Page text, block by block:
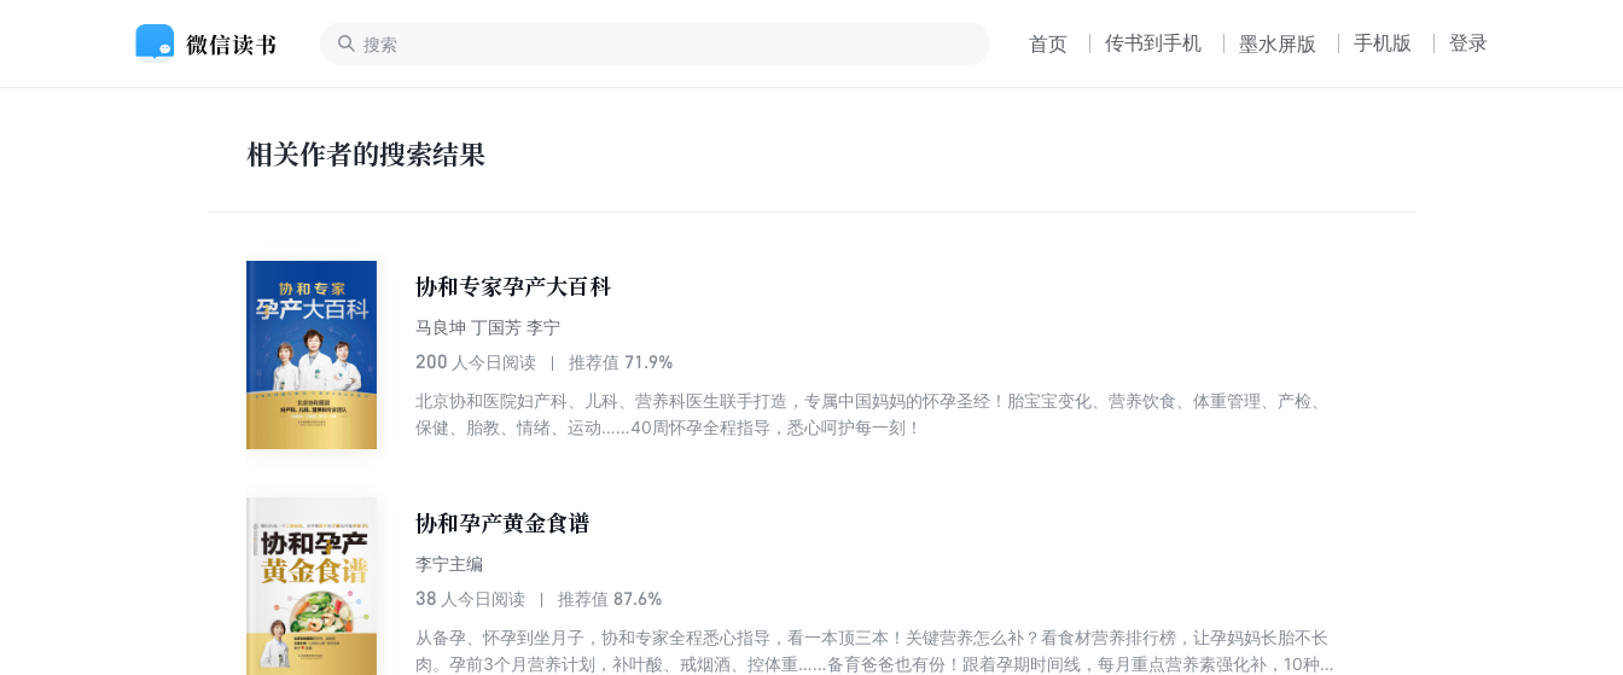
首页 传书到手机 墨水屏版 手机版 登录
相关作者的搜索结果
协和专家孕产大百科
马良坤 丁国芳 李宁
200 人今日阅读 推荐值 71.9%
北京协和医院妇产科、儿科、营养科医生联手打造，专属中国妈妈的怀孕圣经！胎宝宝变化、营养饮食、体重管理、产检、
保健、胎教、情绪、运动……40周怀孕全程指导，悉心呵护每一刻！
协和孕产黄金食谱
李宁主编
38 人今日阅读 推荐值 87.6%
从备孕、怀孕到坐月子，协和专家全程悉心指导，看一本顶三本！关键营养怎么补？看食材营养排行榜，让孕妈妈长胎不长
肉。孕前3个月营养计划，补叶酸、戒烟酒、控体重……备育爸爸也有份！跟着孕期时间线，每月重点营养素强化补，10种明